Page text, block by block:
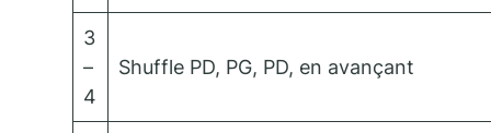
3
–
4
Shuffle PD, PG, PD, en avançant